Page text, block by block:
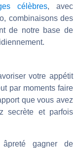
célèbres, avec
combinaisons des
de notre base de
votre appétit
par moments faire
que vous avez
secrète et parfois
gagner de